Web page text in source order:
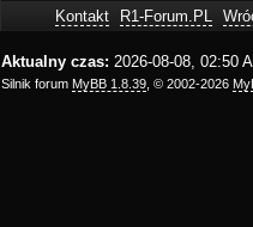
Kontakt R1-Forum.PL
Aktualny czas: 2026-08-08, 02:50
Silnik forum MyBB 1.8.39 , © 2002-2026